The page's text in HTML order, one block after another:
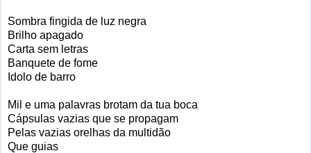
Sombra fingida de luz negra
Brilho apagado
Carta sem letras
Banquete de fome
Idolo de barro
Mil e uma palavras brotam da tua boca
Cápsulas vazias que se propagam
Pelas vazias orelhas da multidão
Que guias